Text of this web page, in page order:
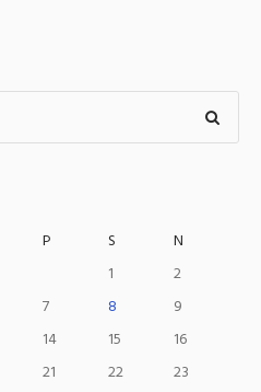
P S
N
1
2
7 8
9
14 15
16
21 22
23